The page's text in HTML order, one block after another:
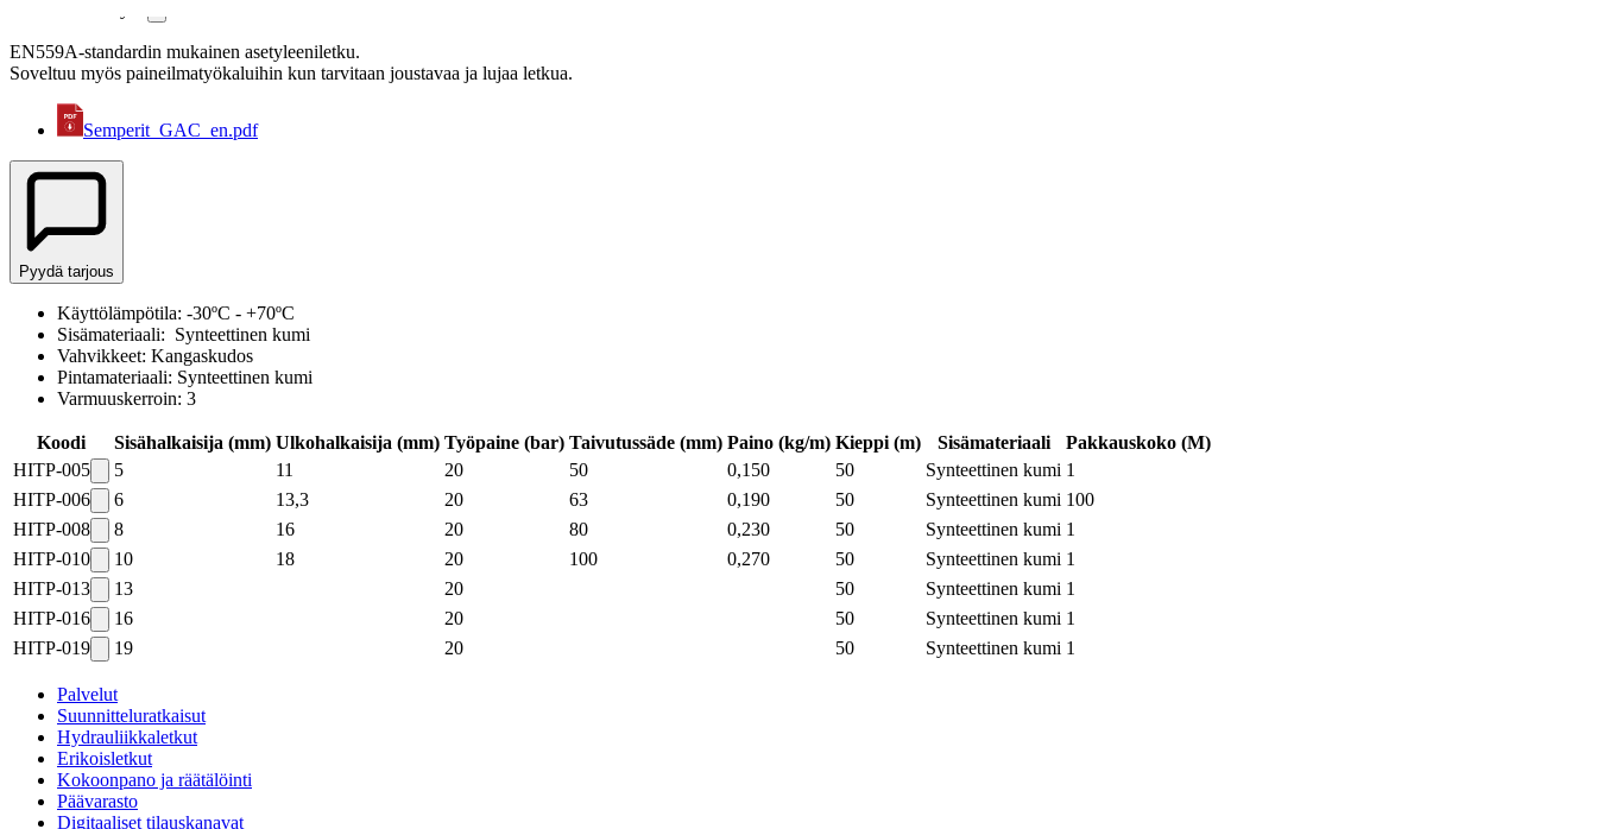
EN559A-standardin mukainen asetyleeniletku.
Soveltuu myös paineilmatyökaluihin kun tarvitaan joustavaa ja lujaa letkua.
Semperit_GAC_en.pdf
Pyydä tarjous
Käyttölämpötila: -30ºC - +70ºC
Sisämateriaali: Synteettinen kumi
Vahvikkeet: Kangaskudos
Pintamateriaali: Synteettinen kumi
Varmuuskerroin: 3
Koodi Sisähalkaisija (mm) Ulkohalkaisija (mm) Työpaine (bar) Taivutussäde (mm) Paino (kg/m) Kieppi (m) Sisämateriaali Pakkauskoko (M)
HITP-005
5 11 20 50 0,150 50 Synteettinen kumi 1
HITP-006
6 13,3 20 63 0,190 50 Synteettinen kumi 100
HITP-008
8 16 20 80 0,230 50 Synteettinen kumi 1
HITP-010
10 18 20 100 0,270 50 Synteettinen kumi 1
HITP-013
13 20 50 Synteettinen kumi 1
HITP-016
16 20 50 Synteettinen kumi 1
HITP-019
19 20 50 Synteettinen kumi 1
Palvelut
Suunnitteluratkaisut
Hydrauliikkaletkut
Erikoisletkut
Kokoonpano ja räätälöinti
Päävarasto
Digitaaliset tilauskanavat